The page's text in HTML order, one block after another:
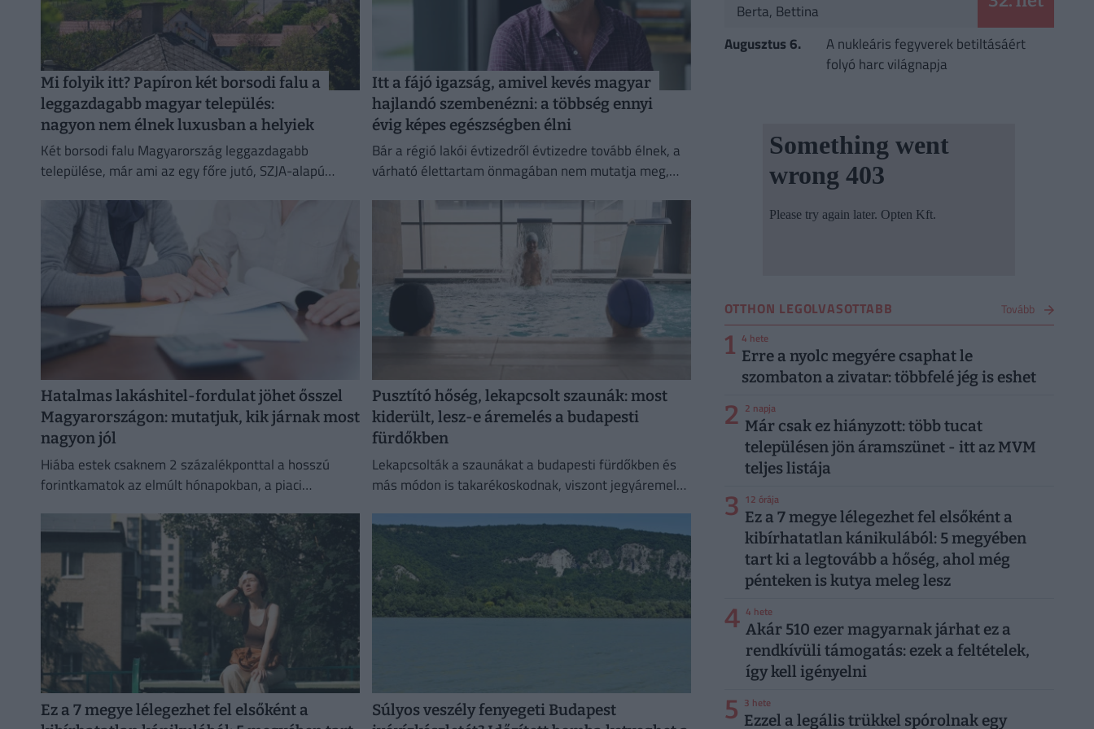
Mi folyik itt? Papíron két borsodi falu a
leggazdagabb magyar település:
nagyon nem élnek luxusban a helyiek
Két borsodi falu Magyarország leggazdagabb
települése, már ami az egy főre jutó, SZJA-alapú
Itt a fájó igazság, amivel kevés magyar
hajlandó szembenézni: a többség ennyi
évig képes egészségben élni
Bár a régió lakói évtizedről évtizedre tovább élnek, a
várható élettartam önmagában nem mutatja meg,
betegséggel küzdve telnek-e.
Hatalmas lakáshitel-fordulat jöhet ősszel
Magyarországon: mutatjuk, kik járnak most
nagyon jól
Hiába estek csaknem 2 százalékponttal a hosszú
forintkamatok az elmúlt hónapokban, a piaci
Pusztító hőség, lekapcsolt szaunák: most
kiderült, lesz-e áremelés a budapesti
fürdőkben
Lekapcsolták a szaunákat a budapesti fürdőkben és
más módon is takarékoskodnak, viszont jegyáremelés
Ez a 7 megye lélegezhet fel elsőként a
Súlyos veszély fenyegeti Budapest
Berta, Bettina
Augusztus 6.
A nukleáris fegyverek betiltásáért
folyó harc világnapja
OTTHON LEGOLVASOTTABB Tovább
1 4 hete
Erre a nyolc megyére csaphat le
szombaton a zivatar: többfelé jég is eshet
2 2 napja
Már csak ez hiányzott: több tucat
településen jön áramszünet - itt az MVM
teljes listája
3 12 órája
Ez a 7 megye lélegezhet fel elsőként a
kibírhatatlan kánikulából: 5 megyében
tart ki a legtovább a hőség, ahol még
pénteken is kutya meleg lesz
4 4 hete
Akár 510 ezer magyarnak járhat ez a
rendkívüli támogatás: ezek a feltételek,
így kell igényelni
5 3 hete
Ezzel a legális trükkel spórolnak egy